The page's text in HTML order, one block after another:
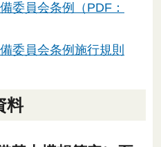
委員会条例（PDF：
委員会条例施行規則
料